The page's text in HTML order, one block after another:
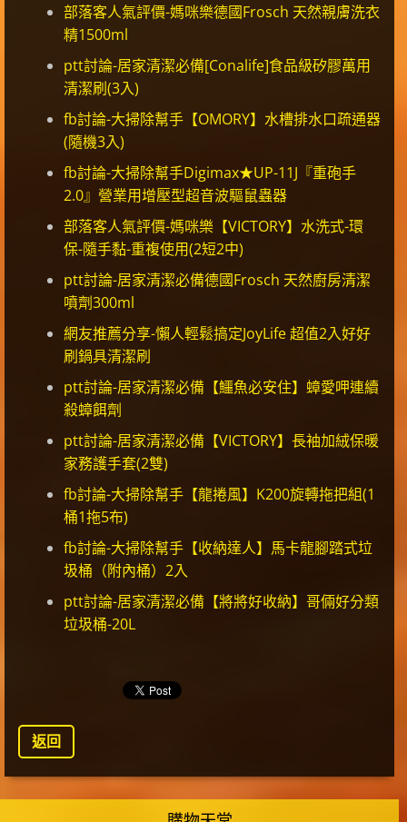
部落客人氣評價-媽咪樂德國Frosch 天然親膚洗衣
精1500ml
ptt討論-居家清潔必備[Conalife]食品級矽膠萬用
清潔刷(3入)
fb討論-大掃除幫手【OMORY】水槽排水口疏通器
(隨機3入)
fb討論-大掃除幫手Digimax★UP-11J『重砲手
2.0』營業用增壓型超音波驅鼠蟲器
部落客人氣評價-媽咪樂【VICTORY】水洗式-環
保-隨手黏-重複使用(2短2中)
ptt討論-居家清潔必備德國Frosch 天然廚房清潔
噴劑300ml
網友推薦分享-懶人輕鬆搞定JoyLife 超值2入好好
刷鍋具清潔刷
ptt討論-居家清潔必備【鱷魚必安住】蟑愛呷連續
殺蟑餌劑
ptt討論-居家清潔必備【VICTORY】長袖加絨保暖
家務護手套(2雙)
fb討論-大掃除幫手【龍捲風】K200旋轉拖把組(1
桶1拖5布)
fb討論-大掃除幫手【收納達人】馬卡龍腳踏式垃
圾桶（附內桶）2入
ptt討論-居家清潔必備【將將好收納】哥倆好分類
垃圾桶-20L
返回